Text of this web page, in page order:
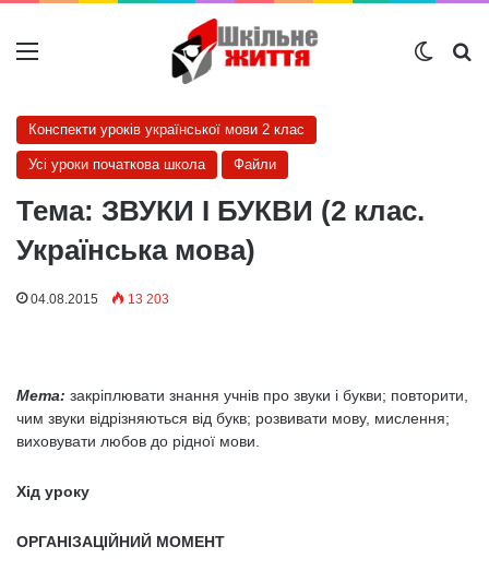
Меню
Конспекти уроків української мови 2 клас
Усі уроки початкова школа Файли
Тема: ЗВУКИ І БУКВИ (2 клас.
Українська мова)
04.08.2015 13 203
Мета: закріплювати знання учнів про звуки і букви; повторити,
чим звуки відрізняються від букв; розвивати мову, мислення;
виховувати любов до рідної мови.
Хід уроку
ОРГАНІЗАЦІЙНИЙ МОМЕНТ